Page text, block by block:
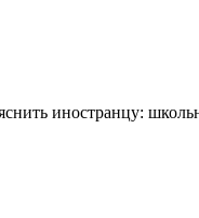
иностранцу: